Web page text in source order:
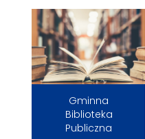
Gminna
Biblioteka
Publiczna